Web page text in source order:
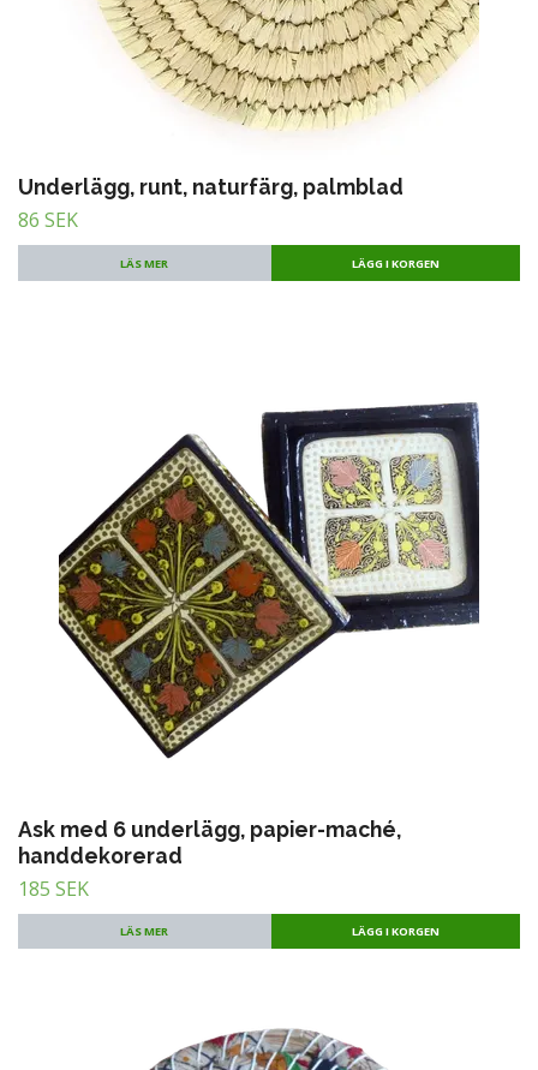
Underlägg, runt, naturfärg, palmblad
86 SEK
LÄS MER
Ask med 6 underlägg, papier-maché,
handdekorerad
185 SEK
LÄS MER